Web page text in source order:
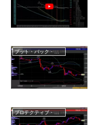
プット・バック・スプレッド
プロテクティブ・コール